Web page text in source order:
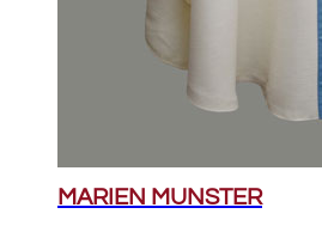
MARIEN MUNSTER